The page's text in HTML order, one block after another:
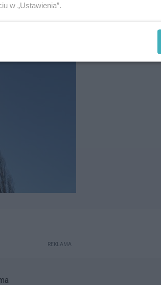
REKLAMA
w „Ustawienia”.